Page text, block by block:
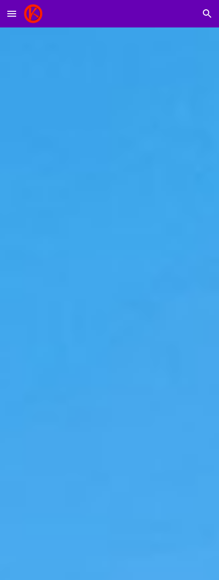
Skip to main content Skip to navigation